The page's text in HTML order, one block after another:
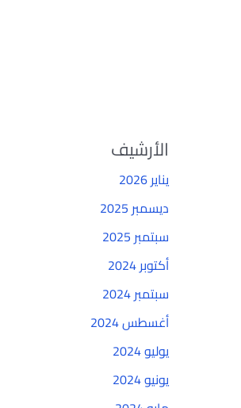
الأرشيف
يناير 2026
ديسمبر 2025
سبتمبر 2025
أكتوبر 2024
سبتمبر 2024
أغسطس 2024
يوليو 2024
يونيو 2024